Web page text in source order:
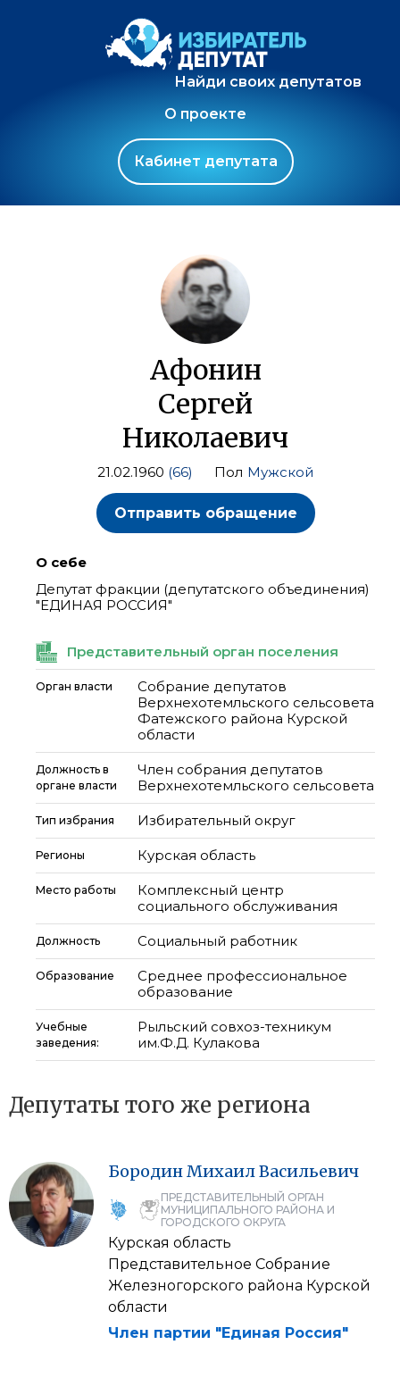
Найди своих депутатов
О проекте
Кабинет депутата
Афонин
Сергей
Николаевич
21.02.1960 (66) Пол Мужской
Отправить обращение
О себе
Депутат фракции (депутатского объединения)
"ЕДИНАЯ РОССИЯ"
Представительный орган поселения
Орган власти
Собрание депутатов
Верхнехотемльского сельсовета
Фатежского района Курской
области
Должность в
органе власти
Член собрания депутатов
Верхнехотемльского сельсовета
Тип избрания Избирательный округ
Регионы Курская область
Место работы
Комплексный центр
социального обслуживания
Должность Социальный работник
Образование
Среднее профессиональное
образование
Учебные
заведения:
Рыльский совхоз-техникум
им.Ф.Д. Кулакова
Депутаты того же региона
БородинМихаилВасильевич
ПРЕДСТАВИТЕЛЬНЫЙ ОРГАН
МУНИЦИПАЛЬНОГО РАЙОНА И
ГОРОДСКОГО ОКРУГА
Курская область
Представительное Собрание
Железногорского района Курской
области
Член партии "Единая Россия"